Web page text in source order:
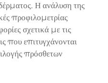
Η ανάλυση της
προφιλομετρίας
σχετικά με τις
που επιτυγχάνονται
πρόσθετων